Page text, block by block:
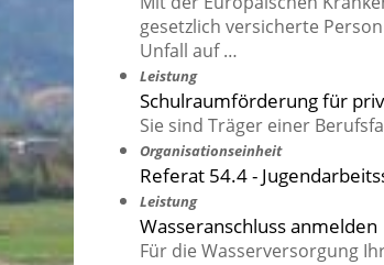
gesetzlich versicherte
Unfall auf …
Leistung
Schulraumförderung für
Sie sind Träger einer
Organisationseinheit
Referat 54.4 -
Leistung
Wasseranschluss anmelden
Für die Wasserversorgung